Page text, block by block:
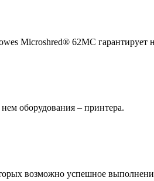
Microshred® 62MС гарантирует
оборудования – принтера.
возможно успешное